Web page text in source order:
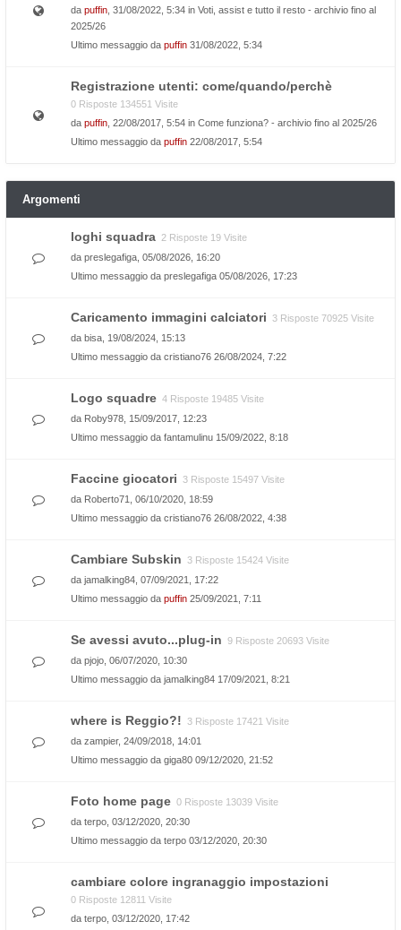
da puffin , 31/08/2022, 5:34 in Voti, assist e tutto il resto - archivio fino al
2025/26
Ultimo messaggio da puffin 31/08/2022, 5:34
Registrazione utenti: come/quando/perchè
0 Risposte 134551 Visite
da puffin , 22/08/2017, 5:54 in Come funziona? - archivio fino al 2025/26
Ultimo messaggio da puffin 22/08/2017, 5:54
Argomenti
loghi squadra 2 Risposte 19 Visite
da preslegafiga , 05/08/2026, 16:20
Ultimo messaggio da preslegafiga 05/08/2026, 17:23
Caricamento immagini calciatori 3 Risposte 70925 Visite
da bisa , 19/08/2024, 15:13
Ultimo messaggio da cristiano76 26/08/2024, 7:22
Logo squadre 4 Risposte 19485 Visite
da Roby978 , 15/09/2017, 12:23
Ultimo messaggio da fantamulinu 15/09/2022, 8:18
Faccine giocatori 3 Risposte 15497 Visite
da Roberto71
, 06/10/2020, 18:59
Ultimo messaggio da cristiano76 26/08/2022, 4:38
Cambiare Subskin 3 Risposte 15424 Visite
da jamalking84 , 07/09/2021, 17:22
Ultimo messaggio da puffin 25/09/2021, 7:11
Se avessi avuto...plug-in 9 Risposte 20693 Visite
da pjojo , 06/07/2020, 10:30
Ultimo messaggio da jamalking84 17/09/2021, 8:21
where is Reggio?! 3 Risposte 17421 Visite
da zampier, 24/09/2018, 14:01
Ultimo messaggio da giga80 09/12/2020, 21:52
Foto home page 0 Risposte 13039 Visite
da terpo , 03/12/2020, 20:30
Ultimo messaggio da terpo 03/12/2020, 20:30
cambiare colore ingranaggio impostazioni
0 Risposte 12811 Visite
da terpo , 03/12/2020, 17:42